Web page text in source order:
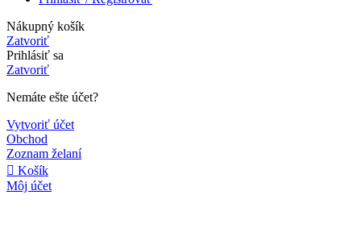
Nákupný košík
Zatvoriť
Prihlásiť sa
Zatvoriť
Nemáte ešte účet?
Vytvoriť účet
Obchod
Zoznam želaní
Košík
Môj účet